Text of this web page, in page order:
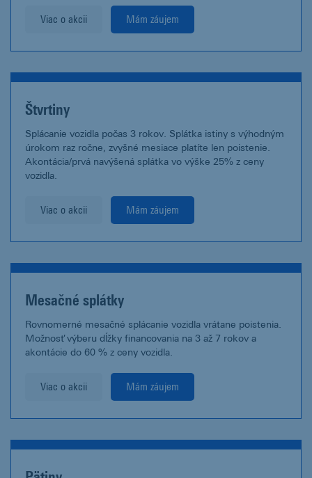
Viac o akcii Mám záujem
Štvrtiny
Splácanie vozidla počas 3 rokov. Splátka istiny s výhodným
úrokom raz ročne, zvyšné mesiace platíte len poistenie.
Akontácia/prvá navýšená splátka vo výške 25% z ceny
vozidla.
Viac o akcii Mám záujem
Mesačné splátky
Rovnomerné mesačné splácanie vozidla vrátane poistenia.
Možnosť výberu dĺžky financovania na 3 až 7 rokov a
akontácie do 60 % z ceny vozidla.
Viac o akcii Mám záujem